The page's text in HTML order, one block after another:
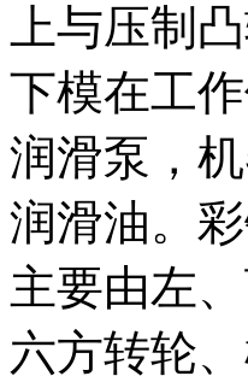
上与压制
下模在工
润滑泵，
润滑油。
主要由左
六方转轮